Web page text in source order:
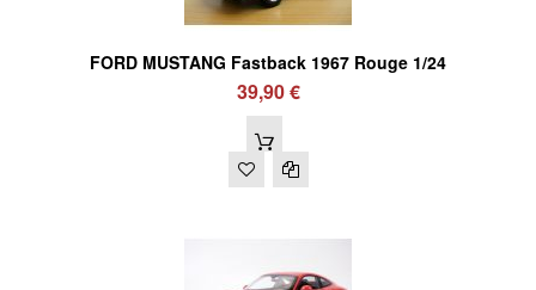
FORD MUSTANG Fastback 1967 Rouge 1/24
39,90 €